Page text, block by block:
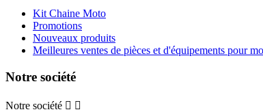
Kit Chaine Moto
Promotions
Nouveaux produits
Meilleures ventes de pièces et d'équipements pour
Notre société
Notre société  